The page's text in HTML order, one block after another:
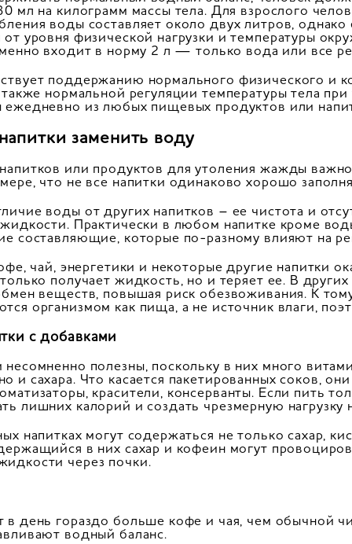
мл на килограмм массы тела. Для взрослого
воды составляет около двух литров, однако
от уровня физической нагрузки и температуры
входит в норму 2 л — только вода или все
поддержанию нормального физического и
также нормальной регуляции температуры тела
ежедневно из любых пищевых продуктов или
заменить воду
или продуктов для утоления жажды
что не все напитки одинаково хорошо
воды от других напитков – ее чистота и
Практически в любом напитке кроме
составляющие, которые по-разному влияют на
чай, энергетики и некоторые другие напитки
получает жидкость, но и теряет ее. В
веществ, повышая риск обезвоживания. К
организмом как пища, а не источник влаги,
с добавками
полезны, поскольку в них много
и сахара. Что касается пакетированных соков,
красители, консерванты. Если пить
лишних калорий и создать чрезмерную
напитках могут содержаться не только сахар,
в них сахар и кофеин могут
через почки.
в день гораздо больше кофе и чая, чем обычной
водный баланс.